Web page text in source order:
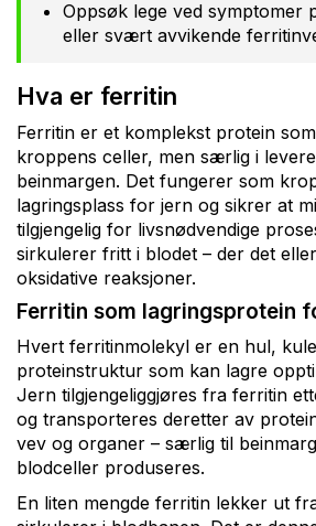
Oppsøk lege ved symptomer
eller svært avvikende
Hva er ferritin
Ferritin er et komplekst protein
kroppens celler, men særlig i
beinmargen. Det fungerer som
lagringsplass for jern og sikrer at
tilgjengelig for livsnødvendige
sirkulerer fritt i blodet – der det
oksidative reaksjoner.
Ferritin som lagringsprotein
Hvert ferritinmolekyl er en hul,
proteinstruktur som kan lagre
Jern tilgjengeliggjøres fra ferritin
og transporteres deretter av
vev og organer – særlig til
blodceller produseres.
En liten mengde ferritin lekker ut